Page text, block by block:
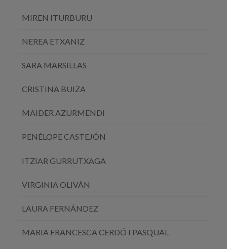
MIREN ITURBURU
NEREA ETXANIZ
SARA MARSILLAS
CRISTINA BUIZA
MAIDER AZURMENDI
PENÉLOPE CASTEJÓN
ITZIAR GURRUTXAGA
VIRGINIA OLIVÁN
LAURA FERNÁNDEZ
MARIA FRANCESCA CERDÓ I PASQUAL